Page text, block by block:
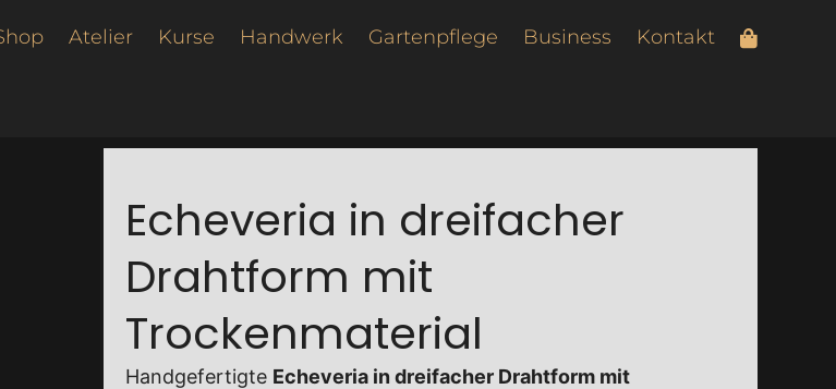
Atelier Kurse Handwerk Gartenpflege Business Kontakt
Echeveria in dreifacher
Drahtform mit
Trockenmaterial
Handgefertigte Echeveria in dreifacher Drahtform mit